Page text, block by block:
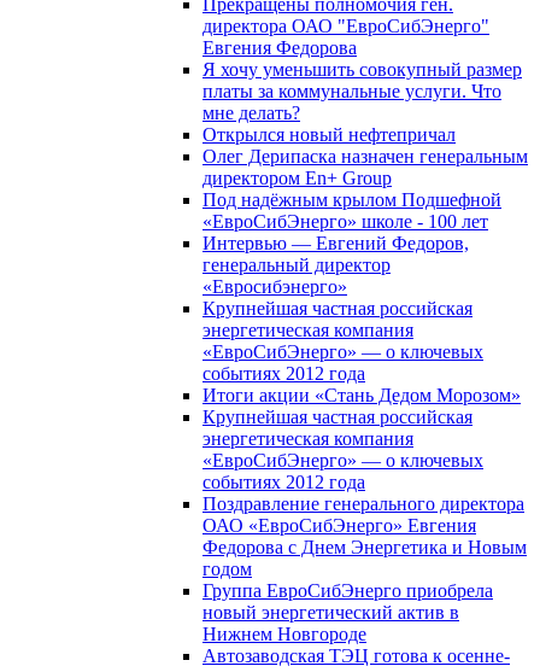
Прекращены полномочия ген.
директора ОАО "ЕвроСибЭнерго"
Евгения Федорова
Я хочу уменьшить совокупный размер
платы за коммунальные услуги. Что
мне делать?
Открылся новый нефтепричал
Олег Дерипаска назначен генеральным
директором En+ Group
Под надёжным крылом Подшефной
«ЕвроСибЭнерго» школе - 100 лет
Интервью — Евгений Федоров,
генеральный директор
«Евросибэнерго»
Крупнейшая частная российская
энергетическая компания
«ЕвроСибЭнерго» — о ключевых
событиях 2012 года
Итоги акции «Стань Дедом Морозом»
Крупнейшая частная российская
энергетическая компания
«ЕвроСибЭнерго» — о ключевых
событиях 2012 года
Поздравление генерального директора
ОАО «ЕвроСибЭнерго» Евгения
Федорова с Днем Энергетика и Новым
годом
Группа ЕвроСибЭнерго приобрела
новый энергетический актив в
Нижнем Новгороде
Автозаводская ТЭЦ готова к осенне-